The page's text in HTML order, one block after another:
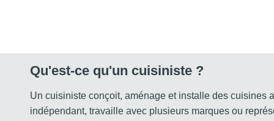
Qu'est-ce qu'un cuisiniste ?
Un cuisiniste conçoit, aménage et installe des cuisines
indépendant, travaille avec plusieurs marques ou